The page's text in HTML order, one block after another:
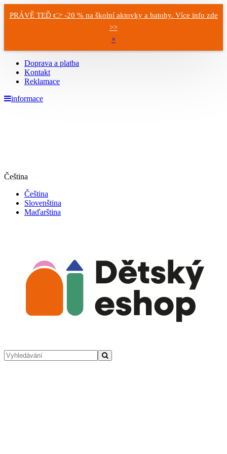
PRÁVĚ TEĎ 👉 -20 % na školní aktovky a batohy. Více info zde
>>
×
Doprava a platba
Kontakt
Reklamace
informace
Čeština
Čeština
Slovenština
Maďarština